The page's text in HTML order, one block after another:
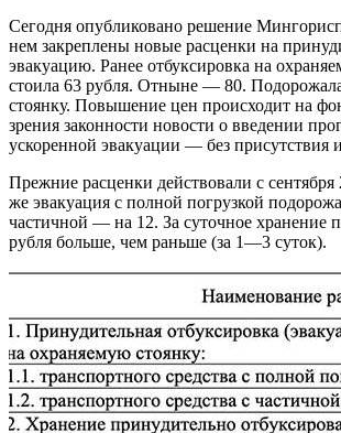
Сегодня опубликовано решение
нем закреплены новые расценки на
эвакуацию. Ранее отбуксировка на
стоила 63 рубля. Отныне — 80. Подорожала
стоянку. Повышение цен происходит на
зрения законности новости о введении
ускоренной эвакуации — без присутствия
Прежние расценки действовали с сентября
же эвакуация с полной погрузкой
частичной — на 12. За суточное хранение
рубля больше, чем раньше (за 1—3 суток).